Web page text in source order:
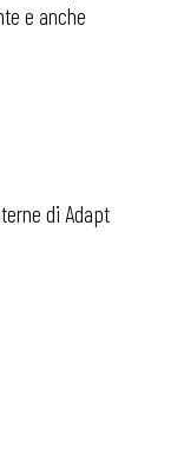
e anche
di Adapt